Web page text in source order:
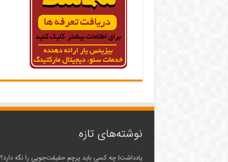
نوشته‌های تازه
یادداشت| ‌چه کسی باید پرچم حقیقت‌جویی را نگه دارد؟